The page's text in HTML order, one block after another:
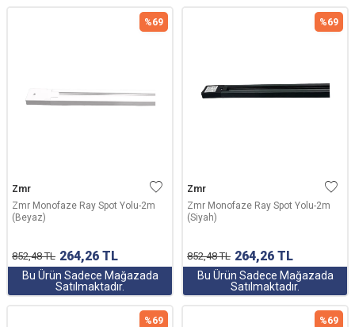
%69
Zmr
Zmr Monofaze Ray Spot Yolu-2m
(Beyaz)
852,48TL 264,26 TL
Bu Ürün Sadece Mağazada
Satılmaktadır.
%69
Zmr
Zmr Monofaze Ray Spot Yolu-2m
(Siyah)
852,48TL 264,26 TL
Bu Ürün Sadece Mağazada
Satılmaktadır.
%69 %69